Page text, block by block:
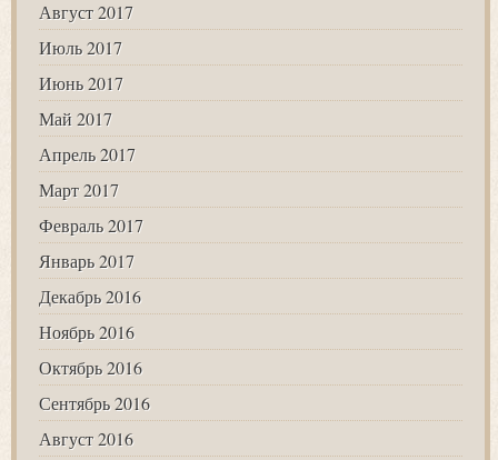
Август 2017
Июль 2017
Июнь 2017
Май 2017
Апрель 2017
Март 2017
Февраль 2017
Январь 2017
Декабрь 2016
Ноябрь 2016
Октябрь 2016
Сентябрь 2016
Август 2016